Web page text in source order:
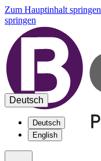
Zum Hauptinhalt springen
springen
Deutsch
Deutsch
English